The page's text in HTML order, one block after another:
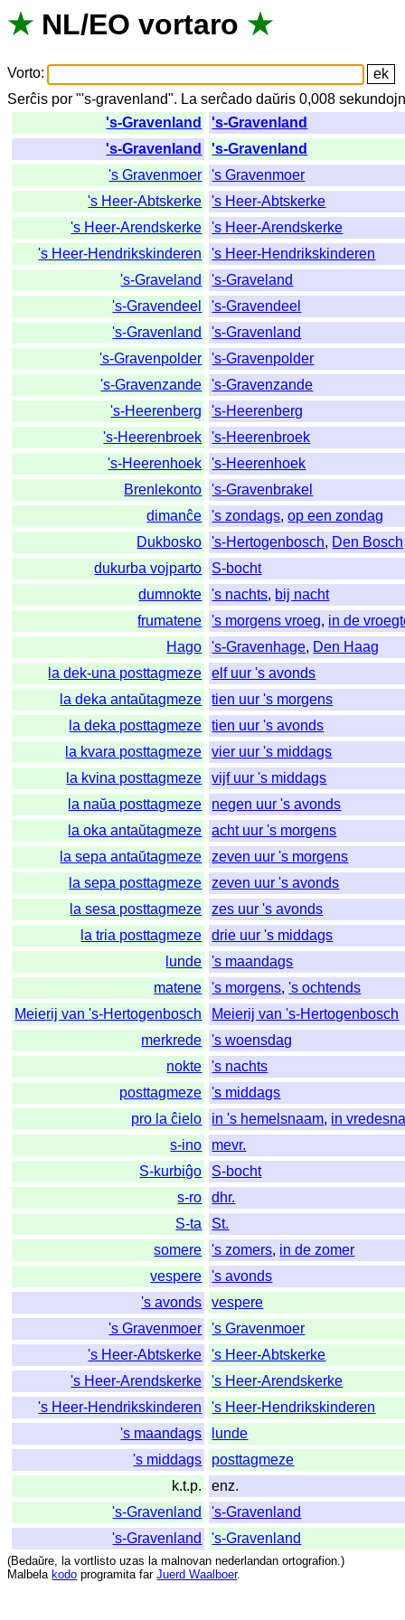
★ NL/EO vortaro ★
Vorto:
Serĉis por "'s-gravenland". La serĉado daŭris 0,008
's-Gravenland
's-Gravenland
's-Gravenland
's-Gravenland
's Gravenmoer
's Gravenmoer
's Heer-Abtskerke
's Heer-Abtskerke
's Heer-Arendskerke
's Heer-Arendskerke
's Heer-Hendrikskinderen
's Heer-Hendrikskinderen
's-Graveland
's-Graveland
's-Gravendeel
's-Gravendeel
's-Gravenland
's-Gravenland
's-Gravenpolder
's-Gravenpolder
's-Gravenzande
's-Gravenzande
's-Heerenberg
's-Heerenberg
's-Heerenbroek
's-Heerenbroek
's-Heerenhoek
's-Heerenhoek
Brenlekonto
's-Gravenbrakel
dimanĉe
's zondags,op een zondag
Dukbosko
's-Hertogenbosch, Den Bosch
dukurba vojparto
S-bocht
dumnokte
's nachts, bij nacht
frumatene
's morgens vroeg, in de
Hago
's-Gravenhage, Den Haag
la dek-una posttagmeze
elf uur 's avonds
la deka antaŭtagmeze
tien uur 's morgens
la deka posttagmeze
tien uur 's avonds
la kvara posttagmeze
vier uur 's middags
la kvina posttagmeze
vijf uur 's middags
la naŭa posttagmeze
negen uur 's avonds
la oka antaŭtagmeze
acht uur 's morgens
la sepa antaŭtagmeze
zeven uur 's morgens
la sepa posttagmeze
zeven uur 's avonds
la sesa posttagmeze
zes uur 's avonds
la tria posttagmeze
drie uur 's middags
lunde
's maandags
matene
's morgens,'s ochtends
Meierij van 's-Hertogenbosch
Meierij van 's-Hertogenbosch
merkrede
's woensdag
nokte
's nachts
posttagmeze
's middags
pro la ĉielo
in 's hemelsnaam, in
s-ino
mevr.
S-kurbiĝo
S-bocht
s-ro
dhr.
S-ta
St.
somere
's zomers, in de zomer
vespere
's avonds
's avonds
vespere
's Gravenmoer
's Gravenmoer
's Heer-Abtskerke
's Heer-Abtskerke
's Heer-Arendskerke
's Heer-Arendskerke
's Heer-Hendrikskinderen
's Heer-Hendrikskinderen
's maandags
lunde
's middags
posttagmeze
k.t.p.
enz.
's-Gravenland
's-Gravenland
's-Gravenland
's-Gravenland
(Bedaŭre, la vortlisto uzas la malnovan nederlandan ortografion.)
Malbela kodo programita far Juerd Waalboer.